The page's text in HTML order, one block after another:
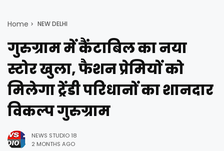
Home NEW DELHI
गुरुग्राम में कैंटाबिल का नया
स्टोर खुला, फैशन प्रेमियों को
मिलेगा ट्रेंडी परिधानों का शानदार
विकल्प गुरुग्राम
NEWS STUDIO 18
2 MONTHS AGO